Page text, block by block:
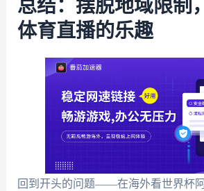
总结：摆脱地域限制
体育直播的乐趣
回到开头的问题——在海外看世界杯